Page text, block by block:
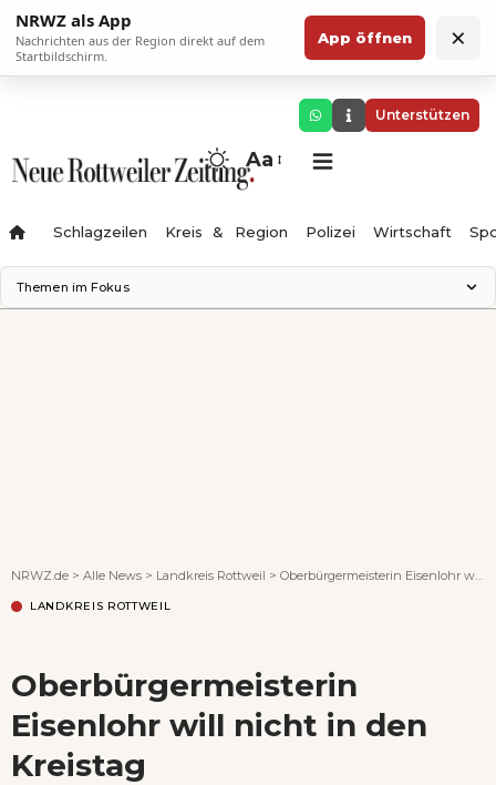
NRWZ als App
Nachrichten aus der Region direkt auf dem
Startbildschirm.
App öffnen ×
Unterstützen
Aa
Schlagzeilen Kreis & Region Polizei Wirtschaft
Themen im Fokus
NRWZ.de > Alle News > Landkreis Rottweil > Oberbürgermeisterin Eisenlohr will nicht in den Kreistag
LANDKREIS ROTTWEIL
Oberbürgermeisterin
Eisenlohr will nicht in den
Kreistag